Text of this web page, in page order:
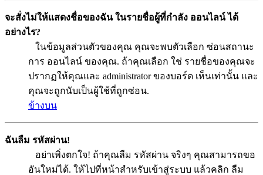
จะสั่งไม่ให้แสดงชื่อของฉัน ในรายชื่อผู้ที่กำลัง ออนไลน์ ได้
อย่างไร?
ในข้อมูลส่วนตัวของคุณ คุณจะพบตัวเลือก ซ่อนสถานะ
การ ออนไลน์ ของคุณ. ถ้าคุณเลือก ใช่ รายชื่อของคุณจะ
ปรากฏให้คุณและ administrator ของบอร์ด เห็นเท่านั้น และ
คุณจะถูกนับเป็นผู้ใช้ที่ถูกซ่อน.
ข้างบน
ฉันลืม รหัสผ่าน!
อย่าเพิ่งตกใจ! ถ้าคุณลืม รหัสผ่าน จริงๆ คุณสามารถขอ
อันใหม่ได้. ให้ไปที่หน้าสำหรับเข้าสู่ระบบ แล้วคลิก ลืม